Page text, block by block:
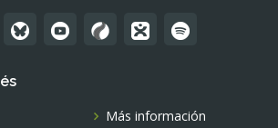
Más información